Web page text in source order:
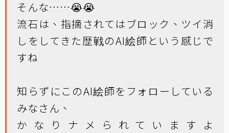
そんな……😭😭
流石は、指摘されてはブロック、ツイ消
しをしてきた歴戦のAI絵師という感じで
すね
知らずにこのAI絵師をフォローしている
みなさん、
かなりナメられていますよ